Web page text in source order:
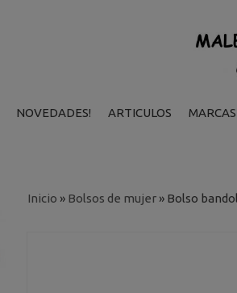
NOVEDADES! ARTICULOS MARCAS
Inicio » Bolsos de mujer» Bolso